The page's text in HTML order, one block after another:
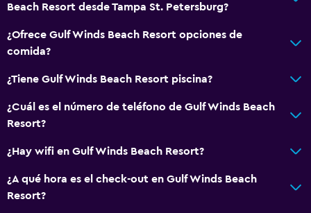
Beach Resort desde Tampa St. Petersburg?
¿Ofrece Gulf Winds Beach Resort opciones de
comida?
¿Tiene Gulf Winds Beach Resort piscina?
¿Cuál es el número de teléfono de Gulf Winds Beach
Resort?
¿Hay wifi en Gulf Winds Beach Resort?
¿A qué hora es el check-out en Gulf Winds Beach
Resort?